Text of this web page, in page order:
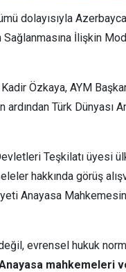
dolayısıyla
Sağlanmasına İlişkin
Özkaya, AYM
Türk Dünyası
Teşkilatı üyesi
hakkında görüş
Anayasa
evrensel hukuk
mahkemeleri
Yalın ayak kaçmış...
olan araç sürücüsü